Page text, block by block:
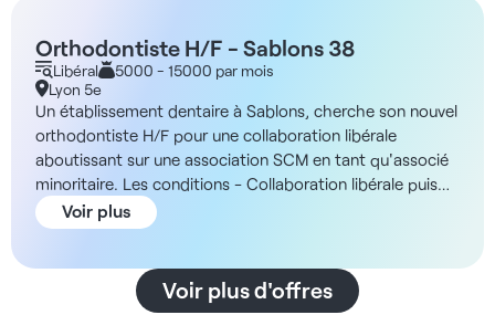
Orthodontiste H/F - Sablons 38
Libéral
5000 - 15000 par mois
Lyon 5e
Un établissement dentaire à Sablons, cherche son nouvel
orthodontiste H/F pour une collaboration libérale
aboutissant sur une association SCM en tant qu'associé
minoritaire. Les conditions - Collaboration libérale puis
association minoritaire - Temps plein ou temps partiel La
structure Il s’agit d’un grand cabinet neuf de 800 m2
regroupant cardiologie, kinésithérapie, ostéopathie et
soins dentaires. En outre, les locaux sont facilement
Voir plus
Voir plus d'offres